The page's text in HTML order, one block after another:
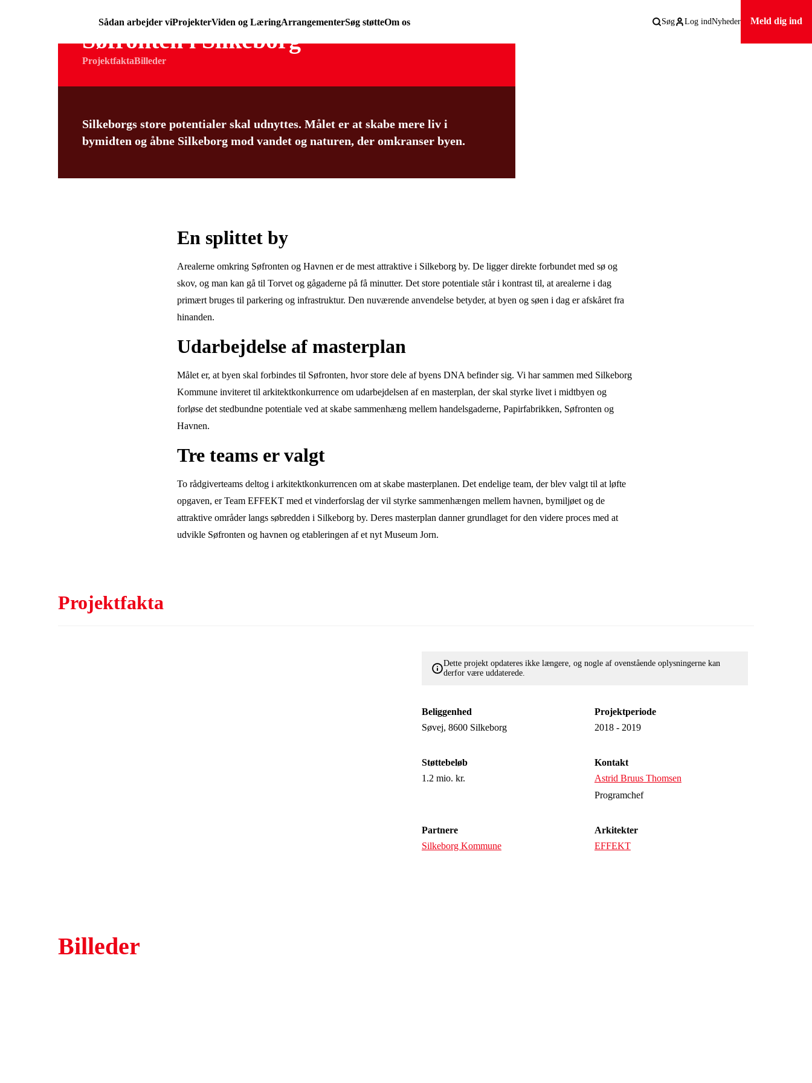
Sådan arbejder viProjekterViden og LæringArrangementerSøg støtteOm os Søg Log indNyheder Meld dig ind
Søfronten i Silkeborg
ProjektfaktaBilleder
Silkeborgs store potentialer skal udnyttes. Målet er at skabe mere liv i
bymidten og åbne Silkeborg mod vandet og naturen, der omkranser byen.
En splittet by
Arealerne omkring Søfronten og Havnen er de mest attraktive i Silkeborg by. De ligger direkte forbundet med sø og
skov, og man kan gå til Torvet og gågaderne på få minutter. Det store potentiale står i kontrast til, at arealerne i dag
primært bruges til parkering og infrastruktur. Den nuværende anvendelse betyder, at byen og søen i dag er afskåret fra
hinanden.
Udarbejdelse af masterplan
Målet er, at byen skal forbindes til Søfronten, hvor store dele af byens DNA befinder sig. Vi har sammen med Silkeborg
Kommune inviteret til arkitektkonkurrence om udarbejdelsen af en masterplan, der skal styrke livet i midtbyen og
forløse det stedbundne potentiale ved at skabe sammenhæng mellem handelsgaderne, Papirfabrikken, Søfronten og
Havnen.
Tre teams er valgt
To rådgiverteams deltog i arkitektkonkurrencen om at skabe masterplanen. Det endelige team, der blev valgt til at løfte
opgaven, er Team EFFEKT med et vinderforslag der vil styrke sammenhængen mellem havnen, bymiljøet og de
attraktive områder langs søbredden i Silkeborg by. Deres masterplan danner grundlaget for den videre proces med at
udvikle Søfronten og havnen og etableringen af et nyt Museum Jorn.
Projektfakta
Dette projekt opdateres ikke længere, og nogle af ovenstående oplysningerne kan
derfor være uddaterede.
Beliggenhed
Søvej, 8600 Silkeborg
Projektperiode
2018 - 2019
Støttebeløb
1.2 mio. kr.
Kontakt
Astrid Bruus Thomsen
Programchef
Partnere
Silkeborg Kommune
Arkitekter
EFFEKT
Billeder